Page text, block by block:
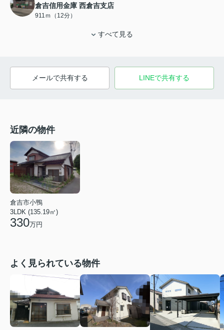
倉吉信用金庫 西倉吉支店
911ｍ（12分）
すべて見る
メールで共有する LINEで共有する
近隣の物件
倉吉市小鴨
3LDK (135.19㎡)
330万円
よく見られている物件